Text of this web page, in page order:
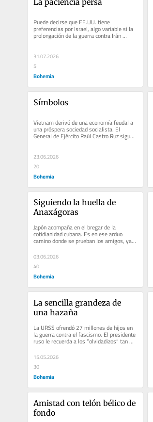
Puede decirse que EE.UU. tiene
preferencias por Israel, algo variable si la
prolongación de la guerra contra Irán
aumenta la crisis de credibilidad...
31.07.2026
5
Bohemia
Símbolos
Vietnam derivó de una economía feudal a
una próspera sociedad socialista. El
General de Ejército Raúl Castro Ruz sigue
siendo uno de los buenos...
23.06.2026
20
Bohemia
Siguiendo la huella de
Anaxágoras
Japón acompaña en el bregar de la
cotidianidad cubana. Es en ese arduo
camino donde se prueban los amigos, ya
sea con libros o energía
03.06.2026
40
Bohemia
La sencilla grandeza de
una hazaña
La URSS ofrendó 27 millones de hijos en
la guerra contra el fascismo. El presidente
ruso le recuerda a los “olvidadizos” tan
15.05.2026
30
Bohemia
Amistad con telón bélico de
fondo